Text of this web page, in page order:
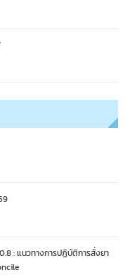
: แนวทางการปฏิบัติการสั่งยา